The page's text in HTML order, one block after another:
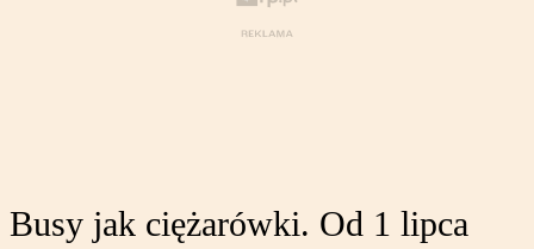
Busy jak ciężarówki. Od 1 lipca